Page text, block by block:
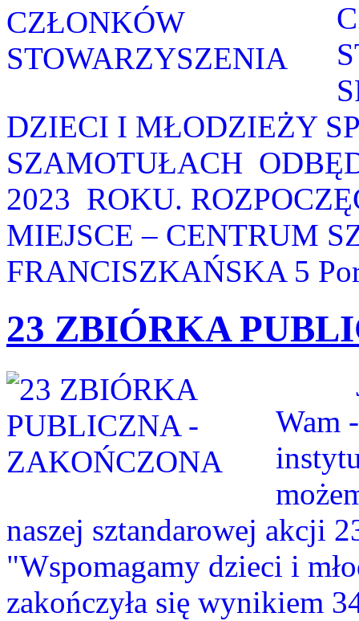
DZIECI I MŁODZIEŻY
SZAMOTUŁACH
2023 ROKU.
MIEJSCE – CENTRUM
FRANCISZKAŃSKA 5
23 ZBIÓRKA
Wam
naszej sztandarowej akcji
"Wspomagamy dzieci i
zakończyła się wynikiem